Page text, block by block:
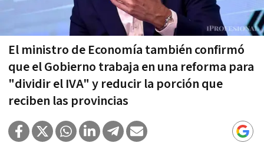
El ministro de Economía también confirmó
que el Gobierno trabaja en una reforma para
"dividir el IVA" y reducir la porción que
reciben las provincias